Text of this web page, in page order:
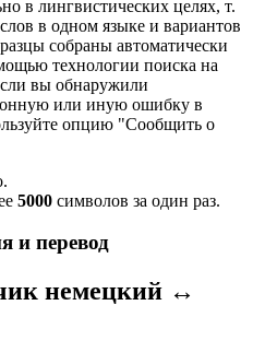
в лингвистических целях, т.
в одном языке и вариантов
собраны автоматически
технологии поиска на
вы обнаружили
или иную ошибку в
опцию "Сообщить о
5000 символов за один раз.
и перевод
немецкий ↔